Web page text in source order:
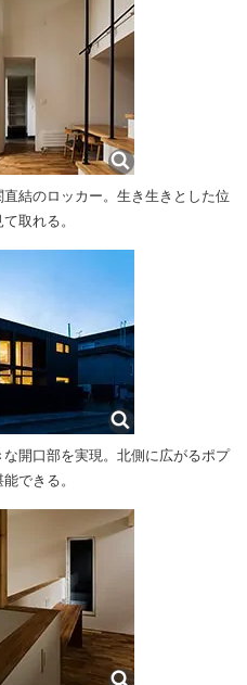
結のロッカー。生き生きとした位
取れる。
開口部を実現。北側に広がるポプ
できる。